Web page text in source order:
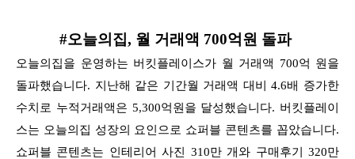
#오늘의집, 월 거래액 700억원 돌파
오늘의집을 운영하는 버킷플레이스가 월 거래액 700억 원을
돌파했습니다. 지난해 같은 기간월 거래액 대비 4.6배 증가한
수치로 누적거래액은 5,300억원을 달성했습니다. 버킷플레이
스는 오늘의집 성장의 요인으로 쇼퍼블 콘텐츠를 꼽았습니다.
쇼퍼블 콘텐츠는 인테리어 사진 310만 개와 구매후기 320만